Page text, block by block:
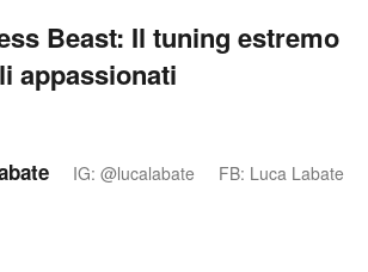
Beast: Il tuning estremo
appassionati
IG: @lucalabate FB: Luca Labate